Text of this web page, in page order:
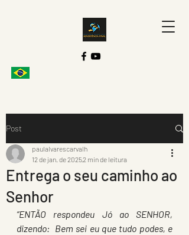
Post
Entrega o seu caminho ao
Senhor
paulalvarescarvalh
12 de jan. de 20252 min de leitura
“ENTÃO respondeu Jó ao SENHOR,
dizendo:  Bem sei eu que tudo podes, e